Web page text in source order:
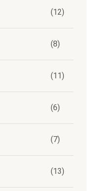
(12)
(8)
(11)
(6)
(7)
(13)